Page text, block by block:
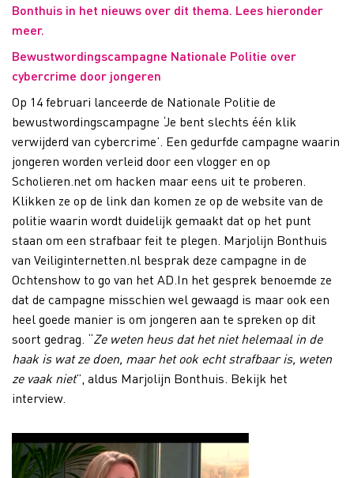
Bonthuis in het nieuws over dit thema. Lees hieronder
meer.
Bewustwordingscampagne Nationale Politie over
cybercrime door jongeren
Op 14 februari lanceerde de Nationale Politie de
bewustwordingscampagne ‘Je bent slechts één klik
verwijderd van cybercrime’. Een gedurfde campagne waarin
jongeren worden verleid door een vlogger en op
Scholieren.net om hacken maar eens uit te proberen.
Klikken ze op de link dan komen ze op de website van de
politie waarin wordt duidelijk gemaakt dat op het punt
staan om een strafbaar feit te plegen. Marjolijn Bonthuis
van Veiliginternetten.nl besprak deze campagne in de
Ochtenshow to go van het AD.In het gesprek benoemde ze
dat de campagne misschien wel gewaagd is maar ook een
heel goede manier is om jongeren aan te spreken op dit
soort gedrag. “Ze weten heus dat het niet helemaal in de
haak is wat ze doen, maar het ook echt strafbaar is, weten
ze vaak niet”, aldus Marjolijn Bonthuis. Bekijk het
interview.